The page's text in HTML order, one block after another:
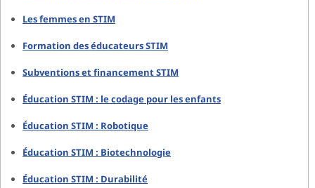
Les femmes en STIM
Formation des éducateurs STIM
Subventions et financement STIM
Éducation STIM : le codage pour les enfants
Éducation STIM : Robotique
Éducation STIM : Biotechnologie
Éducation STIM : Durabilité